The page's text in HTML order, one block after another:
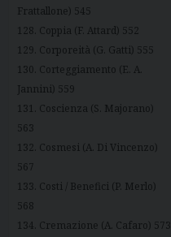
Frattallone) 545
128. Coppia (F. Attard) 552
129. Corporeità (G. Gatti) 555
130. Corteggiamento (E. A.
Jannini) 559
131. Coscienza (S. Majorano)
563
132. Cosmesi (A. Di Vincenzo)
567
133. Costi / Benefici (P. Merlo)
568
134. Cremazione (A. Cafaro) 573